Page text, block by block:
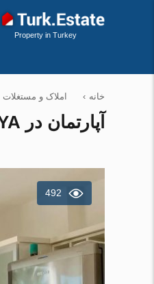
Property in Turkey
خانه › املاک و مستغلات
آپارتمان در DINEK، ALANYA ، ترکیه 2 خوابه ، 100 متر مربع. شماره 182184
492